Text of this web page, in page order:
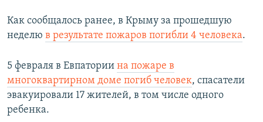
Как сообщалось ранее, в Крыму за прошедшую
неделю в результате пожаров погибли 4 человека.
5 февраля в Евпатории на пожаре в
многоквартирном доме погиб человек, спасатели
эвакуировали 17 жителей, в том числе одного
ребенка.